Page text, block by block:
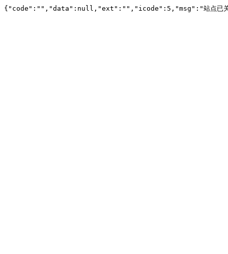
{"code":"","data":null,"ext":"","icode":5,"msg":"站